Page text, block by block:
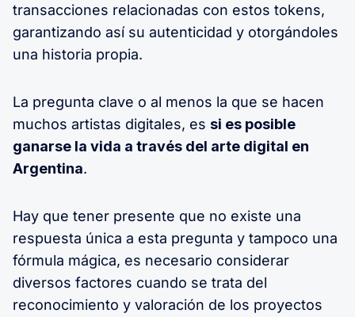
transacciones relacionadas con estos tokens,
garantizando así su autenticidad y otorgándoles
una historia propia.
La pregunta clave o al menos la que se hacen
muchos artistas digitales, es si es posible
ganarse la vida a través del arte digital en
Argentina.
Hay que tener presente que no existe una
respuesta única a esta pregunta y tampoco una
fórmula mágica, es necesario considerar
diversos factores cuando se trata del
reconocimiento y valoración de los proyectos